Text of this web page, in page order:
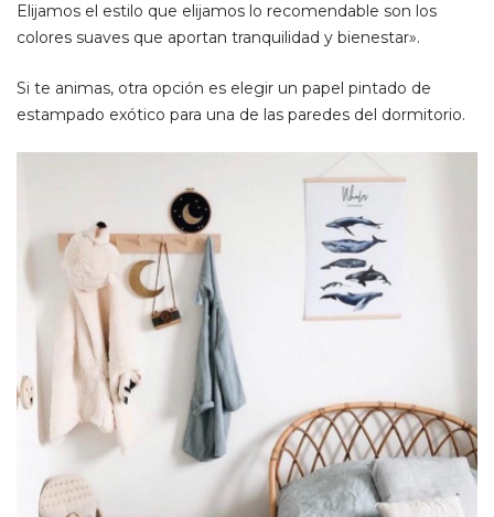
Elijamos el estilo que elijamos lo recomendable son los
colores suaves que aportan tranquilidad y bienestar».
Si te animas, otra opción es elegir un papel pintado de
estampado exótico para una de las paredes del dormitorio.